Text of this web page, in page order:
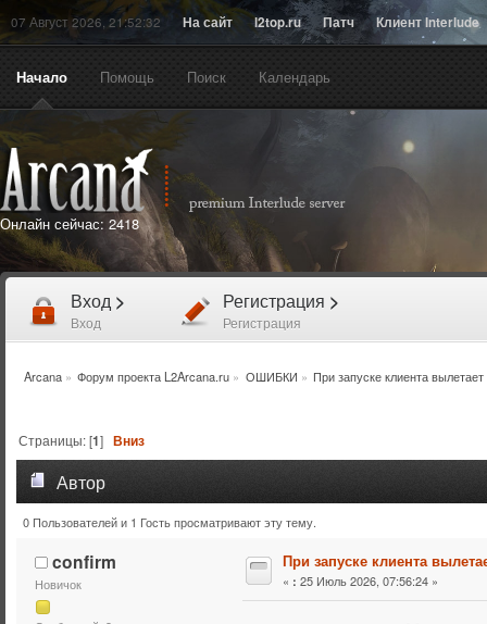
07 Август 2026, 21:52:32 На сайт l2top.ru Патч Клиент Interlude
Начало Помощь Поиск Календарь
Онлайн сейчас: 2418
Вход >
Вход
Регистрация >
Регистрация
Arcana» Форум проекта L2Arcana.ru » ОШИБКИ » При запуске клиента
Страницы: [1]Вниз
Автор
Тема: При запуске клиента вылетает ошибка
0 Пользователей и 1 Гость просматривают эту тему.
confirm
Новичок
При запуске клиента
« : 25 Июль 2026, 07:56:24 »